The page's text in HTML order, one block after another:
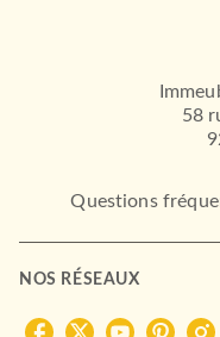
58
Questions
NOS RÉSEAUX